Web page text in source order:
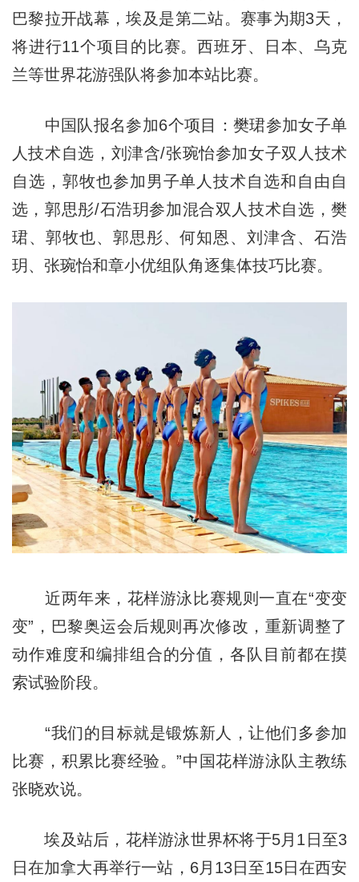
巴黎拉开战幕，埃及是第二站。赛事为期3天，
将进行11个项目的比赛。西班牙、日本、乌克
兰等世界花游强队将参加本站比赛。
中国队报名参加6个项目：樊珺参加女子单
人技术自选，刘津含/张琬怡参加女子双人技术
自选，郭牧也参加男子单人技术自选和自由自
选，郭思彤/石浩玥参加混合双人技术自选，樊
珺、郭牧也、郭思彤、何知恩、刘津含、石浩
玥、张琬怡和章小优组队角逐集体技巧比赛。
近两年来，花样游泳比赛规则一直在“变变
变”，巴黎奥运会后规则再次修改，重新调整了
动作难度和编排组合的分值，各队目前都在摸
索试验阶段。
“我们的目标就是锻炼新人，让他们多参加
比赛，积累比赛经验。”中国花样游泳队主教练
张晓欢说。
埃及站后，花样游泳世界杯将于5月1日至3
日在加拿大再举行一站，6月13日至15日在西安